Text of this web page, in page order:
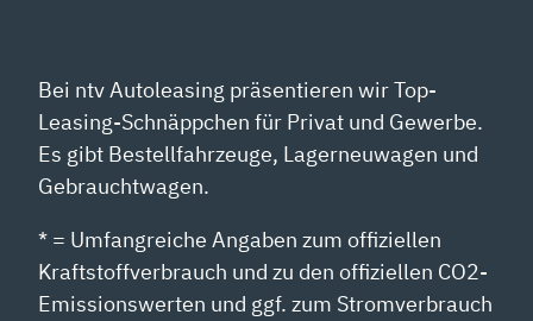
Bei ntv Autoleasing präsentieren wir Top-
Leasing-Schnäppchen für Privat und Gewerbe.
Es gibt Bestellfahrzeuge, Lagerneuwagen und
Gebrauchtwagen.
* = Umfangreiche Angaben zum offiziellen
Kraftstoffverbrauch und zu den offiziellen CO2-
Emissionswerten und ggf. zum Stromverbrauch